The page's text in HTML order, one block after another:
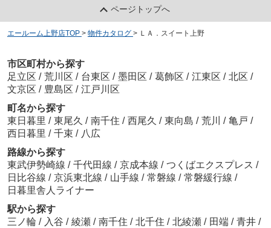
ページトップへ
エールーム上野店TOP > 物件カタログ > ＬＡ．スイート上野
市区町村から探す
足立区 / 荒川区 / 台東区 / 墨田区 / 葛飾区 / 江東区 / 北区 /
文京区 / 豊島区 / 江戸川区
町名から探す
東日暮里 / 東尾久 / 南千住 / 西尾久 / 東向島 / 荒川 / 亀戸 /
西日暮里 / 千束 / 八広
路線から探す
東武伊勢崎線 / 千代田線 / 京成本線 / つくばエクスプレス /
日比谷線 / 京浜東北線 / 山手線 / 常磐線 / 常磐緩行線 /
日暮里舎人ライナー
駅から探す
三ノ輪 / 入谷 / 綾瀬 / 南千住 / 北千住 / 北綾瀬 / 田端 / 青井 /